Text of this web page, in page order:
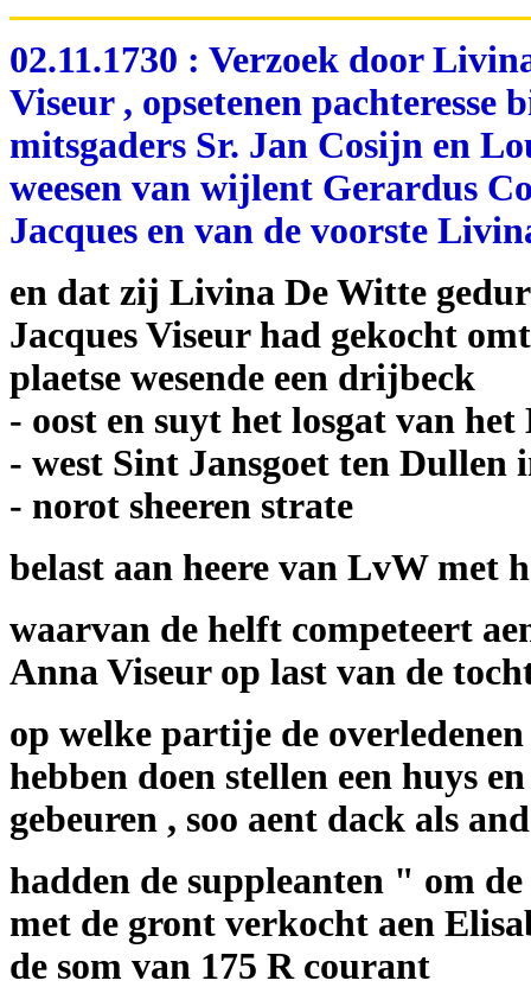
02.11.1730 : Verzoek door
Viseur , opsetenen pachteresse
mitsgaders Sr. Jan Cosijn en
weesen van wijlent Gerardus
Jacques en van de voorste
en dat zij Livina De Witte
Jacques Viseur had gekocht
plaetse wesende een drijbeck
- oost en suyt het losgat van
- west Sint Jansgoet ten Dullen
- norot sheeren strate
belast aan heere van LvW met
waarvan de helft competeert
Anna Viseur op last van de
op welke partije de
hebben doen stellen een huys
gebeuren , soo aent dack als
hadden de suppleanten " om
met de gront verkocht aen
de som van 175 R courant